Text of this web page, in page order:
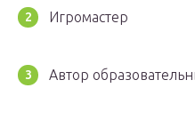
Игромастер
Автор